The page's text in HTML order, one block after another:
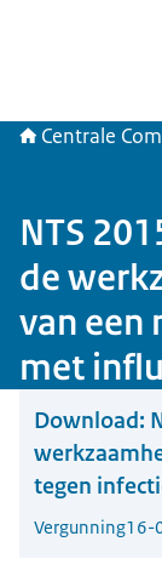
Centrale
NTS
de
van een
met
Download:
tegen
Vergunning16-